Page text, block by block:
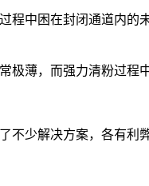
程中困在封闭通道内的
薄，而强力清粉过程
不少解决方案，各有利弊